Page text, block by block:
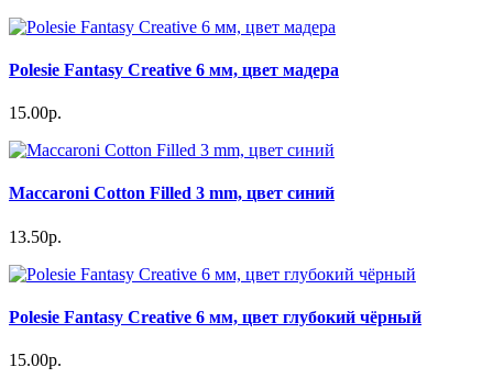
Polesie Fantasy Creative 6 мм, цвет мадера
15.00р.
Maccaroni Cotton Filled 3 mm, цвет синий
13.50р.
Polesie Fantasy Creative 6 мм, цвет глубокий чёрный
15.00р.